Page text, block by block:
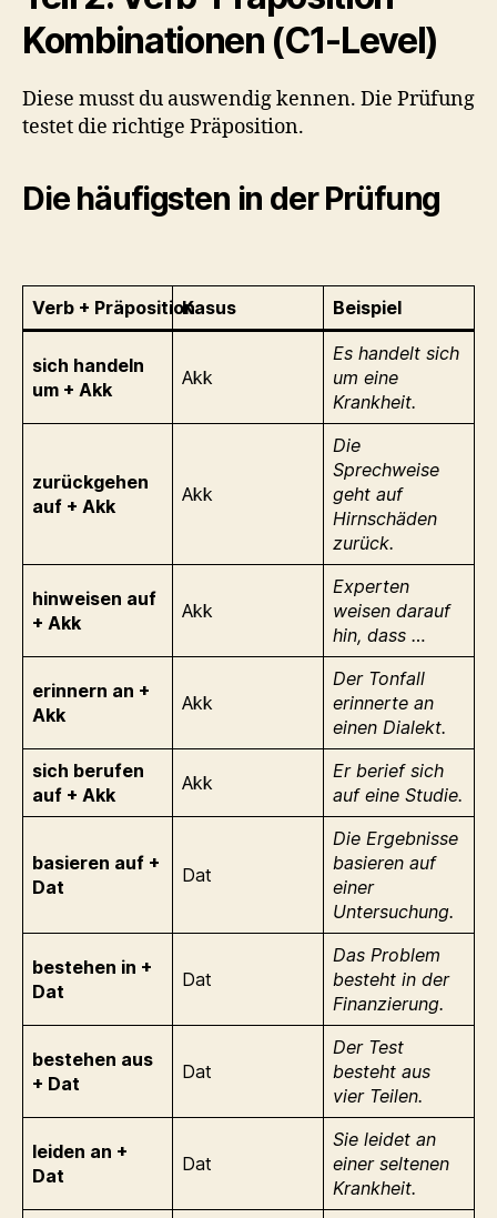
Kombinationen (C1-Level)
Diese musst du auswendig kennen. Die Prüfung
testet die richtige Präposition.
Die häufigsten in der Prüfung
Verb + PräpositionKasus Beispiel
sich handeln
um + Akk
Akk
Es handelt sich
um eine
Krankheit.
zurückgehen
auf + Akk
Akk
Die
Sprechweise
geht auf
Hirnschäden
zurück.
hinweisen auf
+ Akk
Akk
Experten
weisen darauf
hin, dass …
erinnern an +
Akk
Akk
Der Tonfall
erinnerte an
einen Dialekt.
sich berufen
auf + Akk
Akk
Er berief sich
auf eine Studie.
basieren auf +
Dat
Dat
Die Ergebnisse
basieren auf
einer
Untersuchung.
bestehen in +
Dat
Dat
Das Problem
besteht in der
Finanzierung.
bestehen aus
+ Dat
Dat
Der Test
besteht aus
vier Teilen.
leiden an +
Dat
Dat
Sie leidet an
einer seltenen
Krankheit.